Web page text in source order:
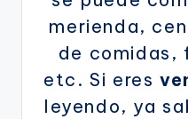
merienda,
de comidas,
etc. Si eres
leyendo, ya